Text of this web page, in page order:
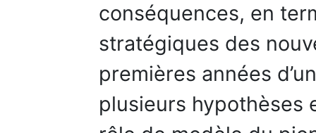
conséquences, en
stratégiques des
premières années
plusieurs hypothèses